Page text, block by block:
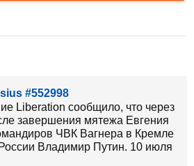
#552998
Liberation сообщило, что через
завершения мятежа Евгения
ЧВК Вагнера в Кремле
Владимир Путин. 10 июля